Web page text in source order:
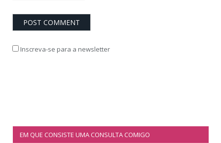
Inscreva-se para a newsletter
EM QUE CONSISTE UMA CONSULTA COMIGO